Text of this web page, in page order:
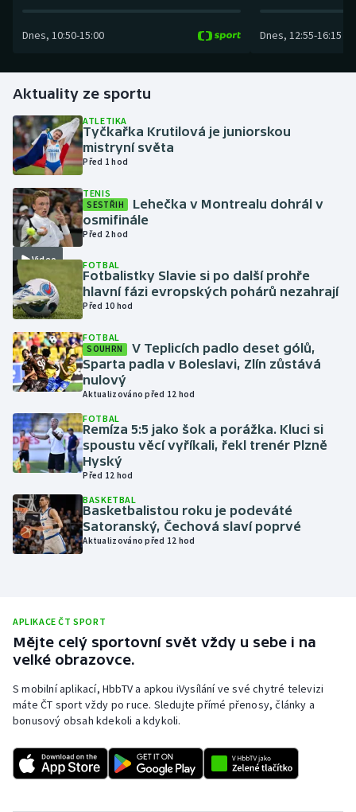
Gymnastika
Házená
Jezdectví
Judo
Krasobruslení
Lezení
Moderní pětiboj
Olympijské hry
Parasport
Plavání
Plážový volejbal
Short track
Sportovní střelba
Dnes, 10:50-15:00 Dnes, 12:55-16:15
Aktuality ze sportu
ATLETIKA
Tyčkařka Krutilová je juniorskou
mistryní světa
Před 1 hod
Video
TENIS
SESTŘIH
Lehečka v Montrealu dohrál v
osmifinále
Před 2 hod
FOTBAL
Fotbalistky Slavie si po další prohře
hlavní fázi evropských pohárů nezahrají
Před 10 hod
FOTBAL
SOUHRN
V Teplicích padlo deset gólů,
Sparta padla v Boleslavi, Zlín zůstává
nulový
Aktualizováno před 12 hod
FOTBAL
Remíza 5:5 jako šok a porážka. Kluci si
spoustu věcí vyříkali, řekl trenér Plzně
Hyský
Před 12 hod
BASKETBAL
Basketbalistou roku je podeváté
Satoranský, Čechová slaví poprvé
Aktualizováno před 12 hod
APLIKACE ČT SPORT
Mějte celý sportovní svět vždy u sebe i na
velké obrazovce.
S mobilní aplikací, HbbTV a apkou iVysílání ve své chytré televizi
máte ČT sport vždy po ruce. Sledujte přímé přenosy, články a
bonusový obsah kdekoli a kdykoli.